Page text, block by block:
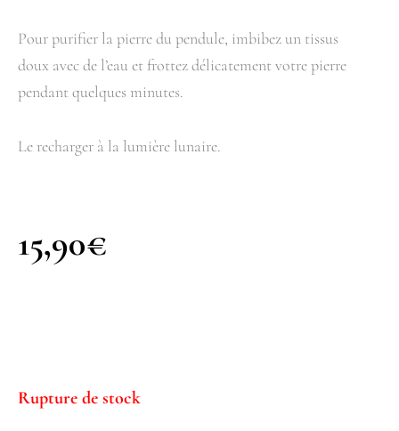
Pour purifier la pierre du pendule, imbibez un tissus
doux avec de l’eau et frottez délicatement votre pierre
pendant quelques minutes.
Le recharger à la lumière lunaire.
15,90€
Rupture de stock